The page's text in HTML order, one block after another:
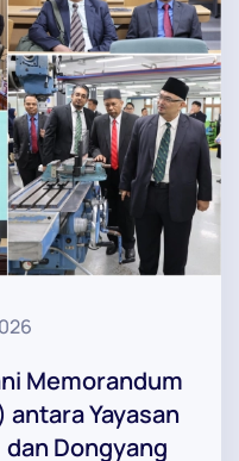
Memorandum
Yayasan
Dongyang